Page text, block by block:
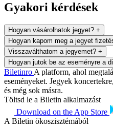
Gyakori kérdések
Hogyan vásárolhatok jegyet? +
Hogyan kapom meg a jegyet
Visszaválthatom a jegyemet? +
Hogyan jutok be az eseményre a
Biletinro A platform, ahol
eseményeket. Jegyek
és még sok másra.
Töltsd le a Biletin alkalmazást
Download on the App Store
A Biletin ökoszisztémából